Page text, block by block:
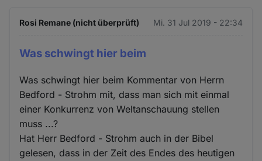
Rosi Remane (nicht überprüft) Mi. 31 Jul 2019 - 22:34
Was schwingt hier beim
Was schwingt hier beim Kommentar von Herrn
Bedford - Strohm mit, dass man sich mit einmal
einer Konkurrenz von Weltanschauung stellen
muss ...?
Hat Herr Bedford - Strohm auch in der Bibel
gelesen, dass in der Zeit des Endes des heutigen